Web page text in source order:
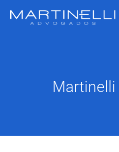
Martinelli